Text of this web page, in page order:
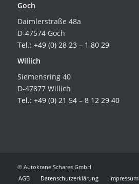
Goch
Daimlerstraße 48a
D-47574 Goch
Tel.: +49 (0) 28 23 – 1 80 29
Willich
Siemensring 40
D-47877 Willich
Tel.: +49 (0) 21 54 – 8 12 29 40
© Autokrane Schares GmbH
AGB
Datenschutzerklärung Impressum